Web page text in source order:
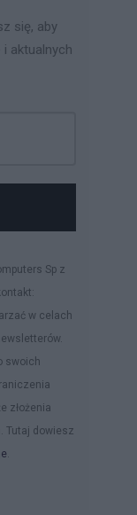
się, aby
aktualnych
Sp z
w celach
swoich
złożenia
Tutaj dowiesz
.